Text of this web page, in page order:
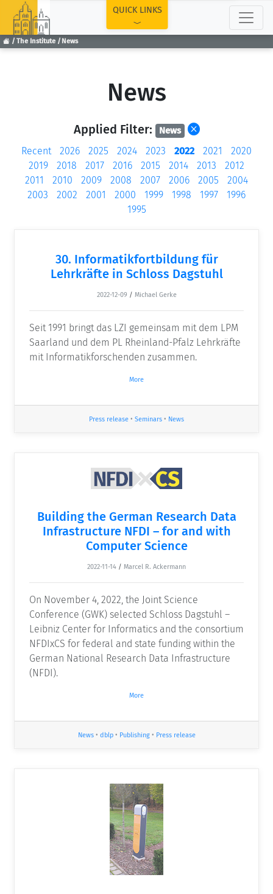
The Institute News
QUICK LINKS
News
Applied Filter: News
Recent 2026 2025 2024 2023 2022 2021
2020
2019
2018 2017 2016 2015 2014 2013
2012
2011
2010 2009 2008 2007 2006 2005
2004
2003
2002 2001 2000 1999 1998 1997
1996
1995
30. Informatikfortbildung für
Lehrkräfte in Schloss Dagstuhl
2022-12-09 / Michael Gerke
Seit 1991 bringt das LZI gemeinsam mit dem LPM
Saarland und dem PL Rheinland-Pfalz Lehrkräfte
mit Informatikforschenden zusammen.
More
Press release • Seminars • News
Building the German Research Data
Infrastructure NFDI – for and with
Computer Science
2022-11-14 / Marcel R. Ackermann
On November 4, 2022, the Joint Science
Conference (GWK) selected Schloss Dagstuhl –
Leibniz Center for Informatics and the consortium
NFDIxCS for federal and state funding within the
German National Research Data Infrastructure
(NFDI).
More
News• dblp• Publishing• Press release